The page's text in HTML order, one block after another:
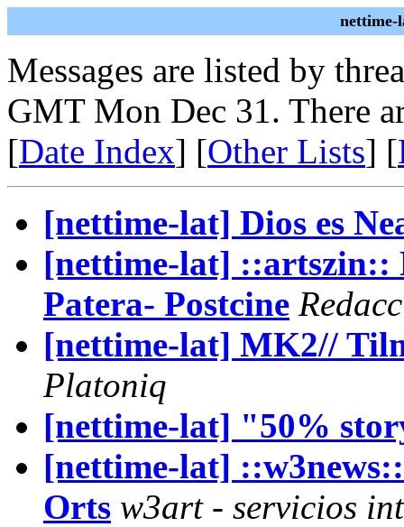
nettime-
Messages are listed by
GMT Mon Dec 31. There
[Date Index] [Other Lists] [
[nettime-lat] Dios es
[nettime-lat] ::artszin::
Patera- Postcine
[nettime-lat] MK2//
Platoniq
[nettime-lat] "50%
[nettime-lat]
Orts w3art - servicios